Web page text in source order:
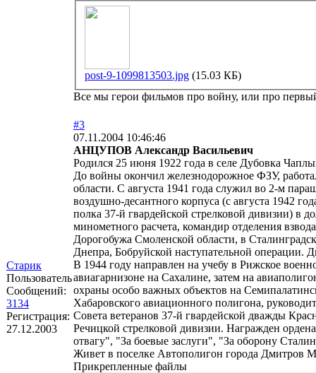
post-9-1099813503.jpg (15.03 КБ)
Все мы герои фильмов про войну, или про
Старик
Пользователь
Сообщений:
3134
Регистрация:
27.12.2003
#3
07.11.2004 10:46:46
АНЦУПОВ Александр Васильевич
Родился 25 июня 1922 года в селе Дубовка
До войны окончил железнодорожное ФЗУ,
области. С августа 1941 года служил во 2-м
воздушно-десантного корпуса (с августа 1942
полка 37-й гвардейской стрелковой дивизии) в
минометного расчета, командир отделения
Дорогобужа Смоленской области, в
Днепра, Бобруйской наступательной операции.
В 1944 году направлен на учебу в Рижское
авиагарнизоне на Сахалине, затем на
охраны особо важных объектов на
Хабаровского авиационного полигона,
Совета ветеранов 37-й гвардейской дважды
Речицкой стрелковой дивизии. Награжден
отвагу", "За боевые заслуги", "За оборону
Живет в поселке Автополигон города Дмитров
Прикрепленные файлы